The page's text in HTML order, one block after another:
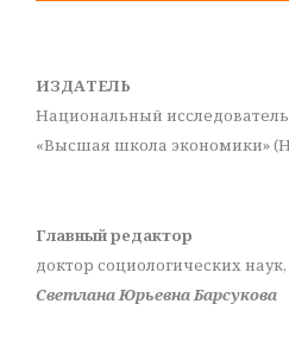
ИЗДАТЕЛЬ
Национальный
«Высшая школа экономики»
Главный редактор
доктор социологических
Светлана Юрьевна Барсукова